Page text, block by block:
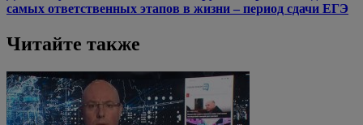
самых ответственных этапов в жизни – период сдачи ЕГЭ
Читайте также